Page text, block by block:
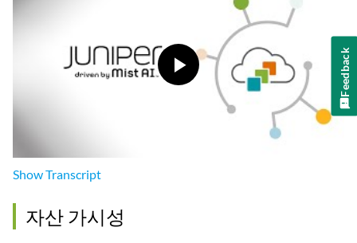
ShowTranscript
자산 가시성
Feedback